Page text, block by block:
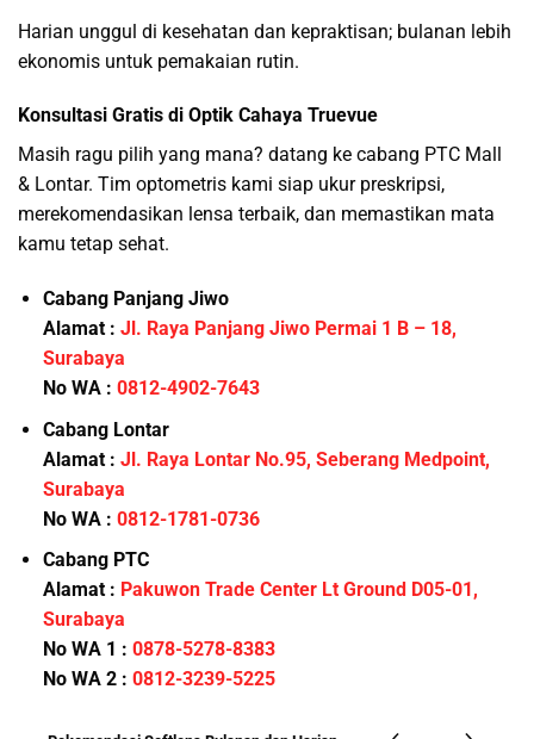
Harian unggul di kesehatan dan kepraktisan; bulanan lebih
ekonomis untuk pemakaian rutin.
Konsultasi Gratis di Optik Cahaya Truevue
Masih ragu pilih yang mana? datang ke cabang PTC Mall
& Lontar. Tim optometris kami siap ukur preskripsi,
merekomendasikan lensa terbaik, dan memastikan mata
kamu tetap sehat.
Cabang Panjang Jiwo
Alamat : Jl. Raya Panjang Jiwo Permai 1 B – 18,
Surabaya
No WA : 0812-4902-7643
Cabang Lontar
Alamat : Jl. Raya Lontar No.95, Seberang Medpoint,
Surabaya
No WA : 0812-1781-0736
Cabang PTC
Alamat : Pakuwon Trade Center Lt Ground D05-01,
Surabaya
No WA 1 : 0878-5278-8383
No WA 2 : 0812-3239-5225